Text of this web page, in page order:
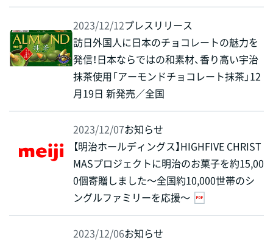
2023/12/12プレスリリース
訪日外国人に日本のチョコレートの魅力を
発信！日本ならではの和素材、香り高い宇治
抹茶使用「アーモンドチョコレート抹茶」12
月19日 新発売／全国
2023/12/07お知らせ
【明治ホールディングス】HIGHFIVE CHRIST
MASプロジェクトに明治のお菓子を約15,00
0個寄贈しました～全国約10,000世帯のシ
ングルファミリーを応援～
2023/12/06お知らせ